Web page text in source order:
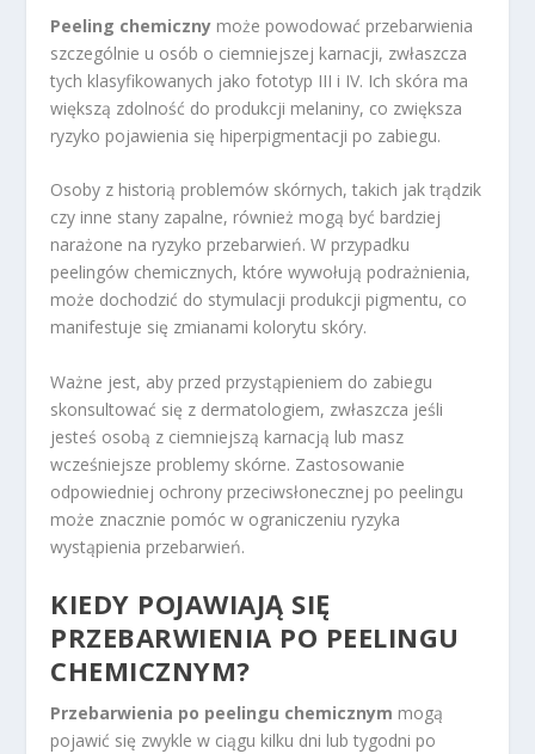
Peeling chemiczny może powodować przebarwienia
szczególnie u osób o ciemniejszej karnacji, zwłaszcza
tych klasyfikowanych jako fototyp III i IV. Ich skóra ma
większą zdolność do produkcji melaniny, co zwiększa
ryzyko pojawienia się hiperpigmentacji po zabiegu.
Osoby z historią problemów skórnych, takich jak trądzik
czy inne stany zapalne, również mogą być bardziej
narażone na ryzyko przebarwień. W przypadku
peelingów chemicznych, które wywołują podrażnienia,
może dochodzić do stymulacji produkcji pigmentu, co
manifestuje się zmianami kolorytu skóry.
Ważne jest, aby przed przystąpieniem do zabiegu
skonsultować się z dermatologiem, zwłaszcza jeśli
jesteś osobą z ciemniejszą karnacją lub masz
wcześniejsze problemy skórne. Zastosowanie
odpowiedniej ochrony przeciwsłonecznej po peelingu
może znacznie pomóc w ograniczeniu ryzyka
wystąpienia przebarwień.
KIEDY POJAWIAJĄ SIĘ
PRZEBARWIENIA PO PEELINGU
CHEMICZNYM?
Przebarwienia po peelingu chemicznym mogą
pojawić się zwykle w ciągu kilku dni lub tygodni po